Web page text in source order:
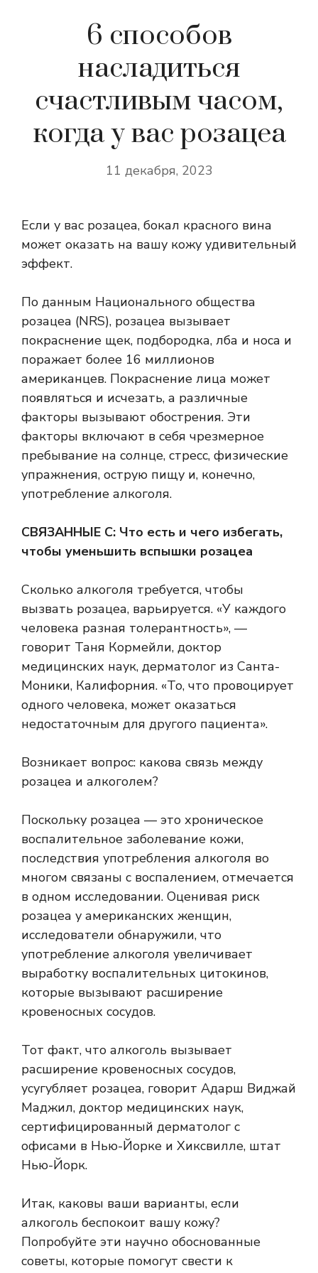
6 способов
насладиться
счастливым часом,
когда у вас розацеа
11 декабря, 2023
Если у вас розацеа, бокал красного вина
может оказать на вашу кожу удивительный
эффект.
По данным Национального общества
розацеа (NRS), розацеа вызывает
покраснение щек, подбородка, лба и носа и
поражает более 16 миллионов
американцев. Покраснение лица может
появляться и исчезать, а различные
факторы вызывают обострения. Эти
факторы включают в себя чрезмерное
пребывание на солнце, стресс, физические
упражнения, острую пищу и, конечно,
употребление алкоголя.
СВЯЗАННЫЕ С: Что есть и чего избегать,
чтобы уменьшить вспышки розацеа
Сколько алкоголя требуется, чтобы
вызвать розацеа, варьируется. «У каждого
человека разная толерантность», —
говорит Таня Кормейли, доктор
медицинских наук, дерматолог из Санта-
Моники, Калифорния. «То, что провоцирует
одного человека, может оказаться
недостаточным для другого пациента».
Возникает вопрос: какова связь между
розацеа и алкоголем?
Поскольку розацеа — это хроническое
воспалительное заболевание кожи,
последствия употребления алкоголя во
многом связаны с воспалением, отмечается
в одном исследовании. Оценивая риск
розацеа у американских женщин,
исследователи обнаружили, что
употребление алкоголя увеличивает
выработку воспалительных цитокинов,
которые вызывают расширение
кровеносных сосудов.
Тот факт, что алкоголь вызывает
расширение кровеносных сосудов,
усугубляет розацеа, говорит Адарш Виджай
Маджил, доктор медицинских наук,
сертифицированный дерматолог с
офисами в Нью-Йорке и Хиксвилле, штат
Нью-Йорк.
Итак, каковы ваши варианты, если
алкоголь беспокоит вашу кожу?
Попробуйте эти научно обоснованные
советы, которые помогут свести к